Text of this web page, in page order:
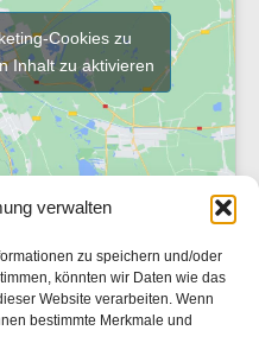
verwalten
zu speichern und/oder
könnten wir Daten wie das
Website verarbeiten. Wenn
bestimmte Merkmale und
Cookies zu
Inhalt zu aktivieren